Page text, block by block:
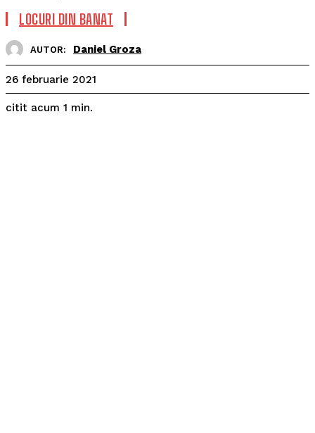
LOCURI DIN BANAT
AUTOR: Daniel Groza
26 februarie 2021
citit acum 1 min.